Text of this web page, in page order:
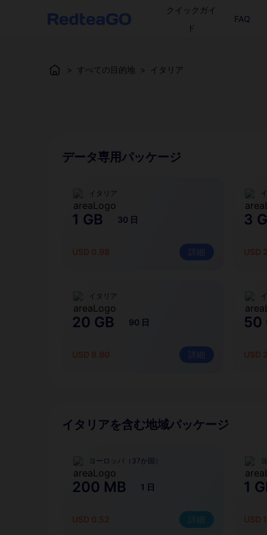
クイックガイ
ド
FAQ
> すべての目的地 > イタリア
データ専用パッケージ
イタリア
1 GB 30 日
USD 0.98 詳細
3
USD
イタリア
20 GB 90 日
USD 8.90 詳細
50
USD
イタリアを含む地域パッケージ
ヨーロッパ（37か国）
200 MB 1 日
USD 0.52 詳細
1
USD